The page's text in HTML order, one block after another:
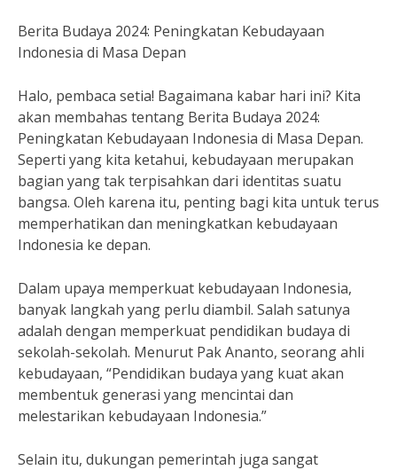
Berita Budaya 2024: Peningkatan Kebudayaan
Indonesia di Masa Depan
Halo, pembaca setia! Bagaimana kabar hari ini? Kita
akan membahas tentang Berita Budaya 2024:
Peningkatan Kebudayaan Indonesia di Masa Depan.
Seperti yang kita ketahui, kebudayaan merupakan
bagian yang tak terpisahkan dari identitas suatu
bangsa. Oleh karena itu, penting bagi kita untuk terus
memperhatikan dan meningkatkan kebudayaan
Indonesia ke depan.
Dalam upaya memperkuat kebudayaan Indonesia,
banyak langkah yang perlu diambil. Salah satunya
adalah dengan memperkuat pendidikan budaya di
sekolah-sekolah. Menurut Pak Ananto, seorang ahli
kebudayaan, “Pendidikan budaya yang kuat akan
membentuk generasi yang mencintai dan
melestarikan kebudayaan Indonesia.”
Selain itu, dukungan pemerintah juga sangat